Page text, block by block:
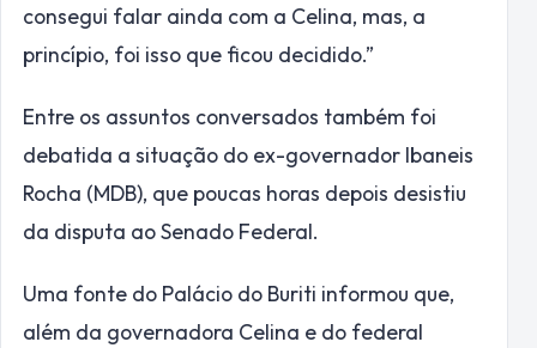
consegui falar ainda com a Celina, mas, a
princípio, foi isso que ficou decidido.”
Entre os assuntos conversados também foi
debatida a situação do ex-governador Ibaneis
Rocha (MDB), que poucas horas depois desistiu
da disputa ao Senado Federal.
Uma fonte do Palácio do Buriti informou que,
além da governadora Celina e do federal